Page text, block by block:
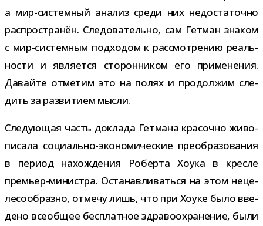
а мир-​системный ана­лиз среди них недо­ста­точно
рас­про­стра­нён. Следовательно, сам Гетман зна­ком
с мир-​системным под­хо­дом к рас­смот­ре­нию реаль­
но­сти и явля­ется сто­рон­ни­ком его при­ме­не­ния.
Давайте отме­тим это на полях и про­дол­жим сле­
дить за раз­ви­тием мысли.
Следующая часть доклада Гетмана кра­сочно живо­
пи­сала социально-​экономические пре­об­ра­зо­ва­ния
в период нахож­де­ния Роберта Хоука в кресле
премьер-​министра. Останавливаться на этом неце­
ле­со­об­разно, отмечу лишь, что при Хоуке было вве­
дено все­об­щее бес­плат­ное здра­во­охра­не­ние, были